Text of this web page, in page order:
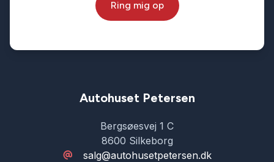
Ring mig op
Autohuset Petersen
Bergsøesvej 1 C
8600 Silkeborg
salg@autohusetpetersen.dk